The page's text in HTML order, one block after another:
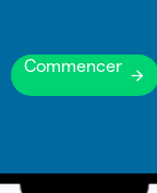
Commencer